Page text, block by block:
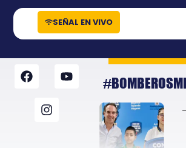
contenido
SEÑAL EN VIVO